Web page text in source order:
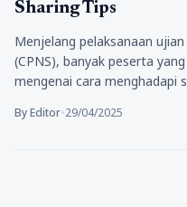
Sharing Tips
Menjelang pelaksanaan
(CPNS), banyak peserta
mengenai cara menghadapi
By Editor•29/04/2025